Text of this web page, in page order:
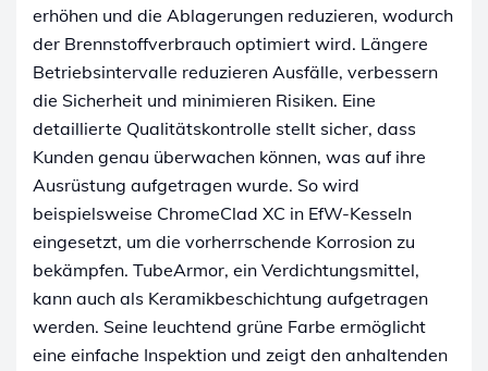
erhöhen und die Ablagerungen reduzieren, wodurch
der Brennstoffverbrauch optimiert wird. Längere
Betriebsintervalle reduzieren Ausfälle, verbessern
die Sicherheit und minimieren Risiken. Eine
detaillierte Qualitätskontrolle stellt sicher, dass
Kunden genau überwachen können, was auf ihre
Ausrüstung aufgetragen wurde. So wird
beispielsweise ChromeClad XC in EfW-Kesseln
eingesetzt, um die vorherrschende Korrosion zu
bekämpfen. TubeArmor, ein Verdichtungsmittel,
kann auch als Keramikbeschichtung aufgetragen
werden. Seine leuchtend grüne Farbe ermöglicht
eine einfache Inspektion und zeigt den anhaltenden